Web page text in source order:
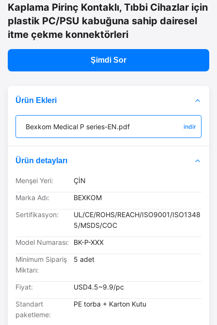
Kaplama Pirinç Kontaklı, Tıbbi Cihazlar için
plastik PC/PSU kabuğuna sahip dairesel
itme çekme konnektörleri
Şimdi Sor
Ürün Ekleri
Bexkom Medical P series-EN.pdf indir
Ürün detayları
Menşei Yeri: ÇİN
Marka Adı: BEXKOM
Sertifikasyon:
UL/CE/ROHS/REACH/ISO9001/ISO1348
5/MSDS/COC
Model Numarası: BK-P-XXX
Minimum Sipariş
Miktarı:
5 adet
Fiyat: USD4.5~9.9/pc
Standart
paketleme:
PE torba + Karton Kutu